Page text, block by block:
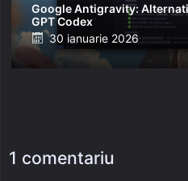
Google Antigravity:
GPT Codex
Posted
on
30 ianuarie 2026
1 comentariu